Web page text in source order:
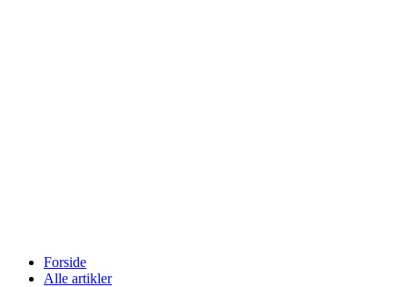
Forside
Alle artikler